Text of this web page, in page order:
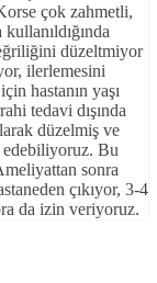
çok zahmetli,
düzeltmiyor
ilerlemesini
hastanın yaşı
tedavi dışında
düzelmiş ve
edebiliyoruz. Bu
sonra
çıkıyor, 3-4
da izin veriyoruz.